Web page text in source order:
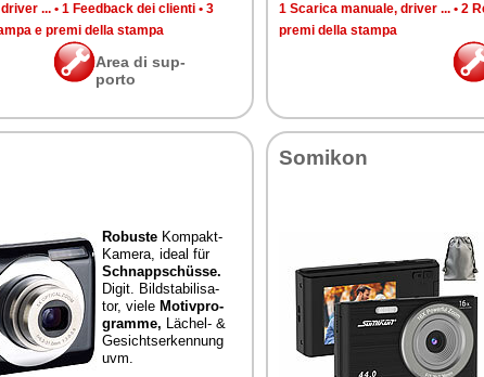
... • 1 Feed­back dei clien­ti • 3
e pre­mi del­la stam­pa
Area di sup­
por­to
1 Sca­ri­ca ma­nua­le, dri­ver ... • 2
pre­mi del­la stam­pa
Ro­bu­ste Kom­pakt-
Ka­me­ra, ideal für
Sch­napp­schüsse.
Di­git. Bild­sta­bi­li­sa­
tor, vie­le Mo­ti­v­pro­
gram­me, Lächel- &
Ge­si­ch­tser­ken­nung
uvm.
So­mi­kon